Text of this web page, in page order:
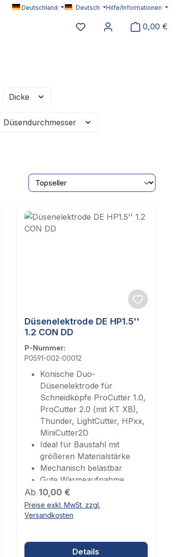
Deutschland Deutsch Hilfe/Informationen
Du hast 0 Produkte auf
0,00 €
Dicke
Düsendurchmesser
Düsenelektrode DE HP1.5''
1.2 CON DD
P-Nummer:
P0591-002-00012
Konische Duo-
Düsenelektrode für
Schneidköpfe ProCutter 1.0,
ProCutter 2.0 (mit KT XB),
Thunder, LightCutter, HPxx,
MiniCutter2D
Ideal für Baustahl mit
größeren Materialstärke
Mechanisch belastbar
Gute Wärmeaufnahme
Durchmesser 1,2 mm
Regulärer Preis:
Ab 10,00 €
Preise exkl. MwSt. zzgl.
Versandkosten
Details